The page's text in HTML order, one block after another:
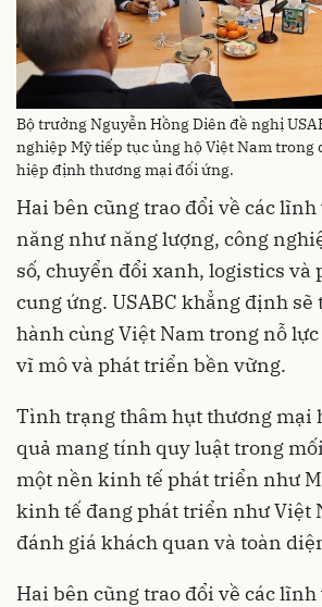
Bộ trưởng Nguyễn Hồng Diên đề nghị
nghiệp Mỹ tiếp tục ủng hộ Việt Nam
hiệp định thương mại đối ứng.
Hai bên cũng trao đổi về các
năng như năng lượng, công
số, chuyển đổi xanh, logistics và
cung ứng. USABC khẳng định sẽ
hành cùng Việt Nam trong nỗ
vĩ mô và phát triển bền vững.
Tình trạng thâm hụt thương mại
quả mang tính quy luật trong
một nền kinh tế phát triển như
kinh tế đang phát triển như Việt
đánh giá khách quan và toàn
Hai bên cũng trao đổi về các